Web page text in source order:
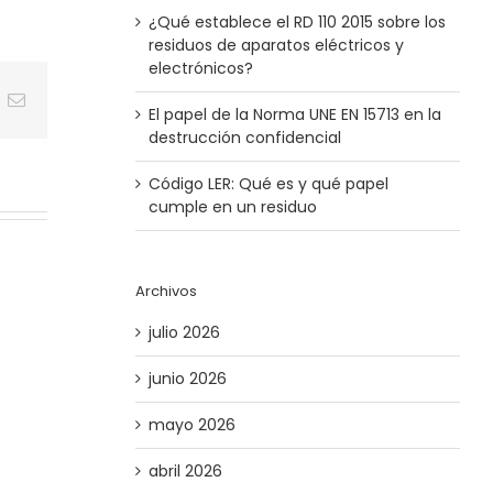
Correo
¿Qué establece el RD 110 2015 sobre los
residuos de aparatos eléctricos y
electrónicos?
El papel de la Norma UNE EN 15713​ en la
destrucción confidencial
Código LER: Qué es y qué papel
cumple en un residuo
Archivos
julio 2026
junio 2026
mayo 2026
abril 2026